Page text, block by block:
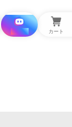
i と探す カート